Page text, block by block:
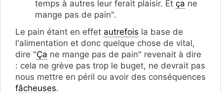
temps à autres leur ferait plaisir. Et ça ne
mange pas de pain".
Le pain étant en effet autrefois la base de
l'alimentation et donc quelque chose de vital,
dire "Ça ne mange pas de pain" revenait à dire
: cela ne grève pas trop le buget, ne devrait pas
nous mettre en péril ou avoir des conséquences
fâcheuses.